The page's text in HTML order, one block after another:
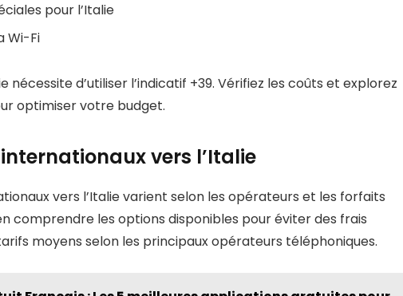
pour l’Italie
Wi-Fi
d’utiliser l’indicatif +39. Vérifiez les coûts et explorez
optimiser votre budget.
vers l’Italie
vers l’Italie varient selon les opérateurs et les forfaits
comprendre les options disponibles pour éviter des frais
moyens selon les principaux opérateurs téléphoniques.